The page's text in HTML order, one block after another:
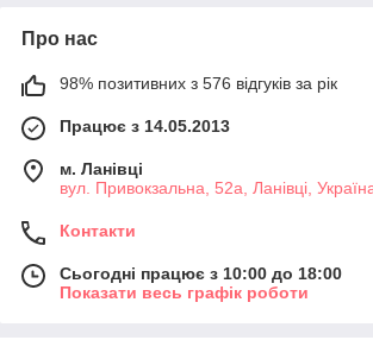
Про нас
98% позитивних з 576 відгуків за рік
Працює з 14.05.2013
м. Ланівці
вул. Привокзальна, 52а, Ланівці,
Контакти
Сьогодні працює з 10:00 до 18:00
Показати весь графік роботи